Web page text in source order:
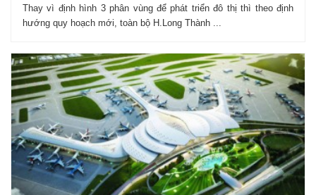
Thay vì định hình 3 phân vùng để phát triển đô thị thì theo định
hướng quy hoạch mới, toàn bộ H.Long Thành ...